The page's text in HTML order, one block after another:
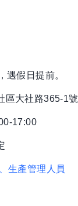
遇假日提前。
區大社路365-1號
17:00
、生產管理人員